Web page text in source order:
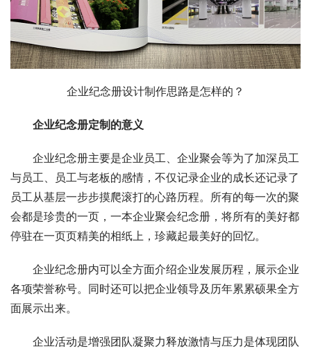
企业纪念册设计制作思路是怎样的？
企业纪念册定制的意义
企业纪念册主要是企业员工、企业聚会等为了加深员工
与员工、员工与老板的感情，不仅记录企业的成长还记录了
员工从基层一步步摸爬滚打的心路历程。所有的每一次的聚
会都是珍贵的一页，一本企业聚会纪念册，将所有的美好都
停驻在一页页精美的相纸上，珍藏起最美好的回忆。
企业纪念册内可以全方面介绍企业发展历程，展示企业
各项荣誉称号。同时还可以把企业领导及历年累累硕果全方
面展示出来。
企业活动是增强团队凝聚力释放激情与压力是体现团队